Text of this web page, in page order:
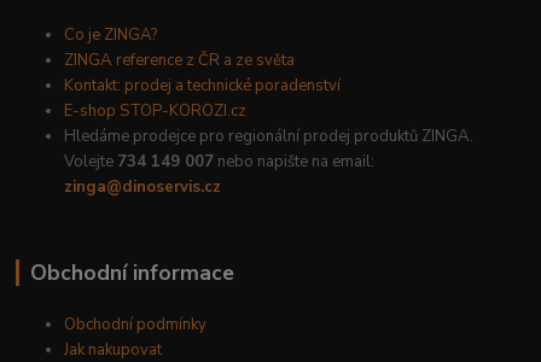
Co je ZINGA?
ZINGA reference z ČR a ze světa
Kontakt: prodej a technické poradenství
E-shop STOP-KOROZI.cz
Hledáme prodejce pro regionální prodej produktů ZINGA.
Volejte 734 149 007 nebo napište na email:
zinga@dinoservis.cz
Obchodní informace
Obchodní podmínky
Jak nakupovat